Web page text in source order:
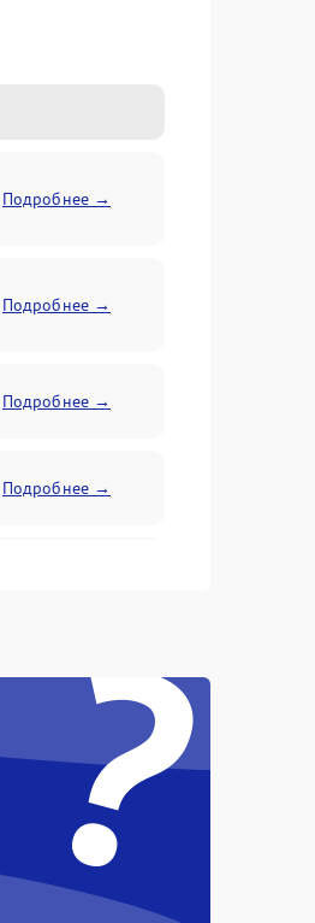
Подробнее →
Подробнее →
Подробнее →
Подробнее →
Подробнее →
Подробнее →
Подробнее →
?